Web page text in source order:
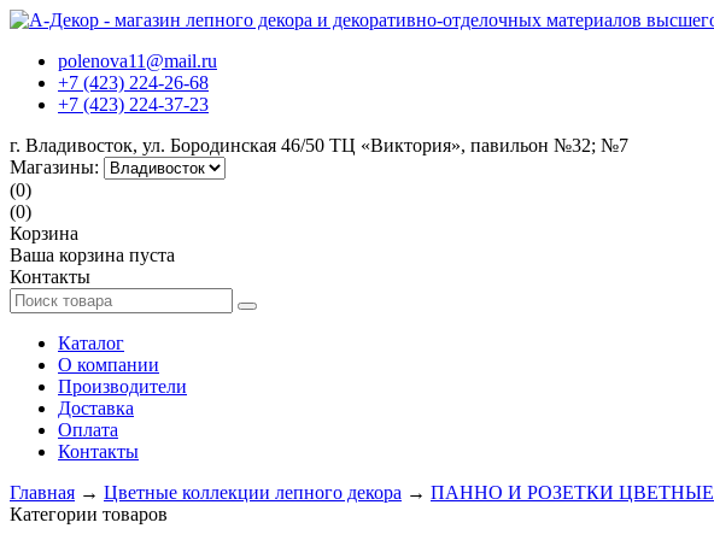
polenova11@mail.ru
+7 (423) 224-26-68
+7 (423) 224-37-23
г. Владивосток, ул. Бородинская 46/50 ТЦ «Виктория», павильон №32; №7
Магазины:
(0)
(0)
Корзина
Ваша корзина пуста
Контакты
Каталог
О компании
Производители
Доставка
Оплата
Контакты
Главная → Цветные коллекции лепного декора → ПАННО И РОЗЕТКИ ЦВЕТНЫЕ
Категории товаров